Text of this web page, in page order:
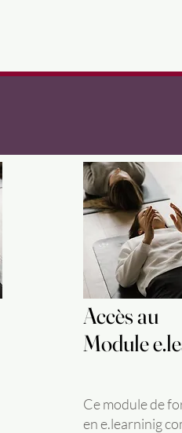
Accès au
Module
Accès au
Module
Ce module de
en e.learninig